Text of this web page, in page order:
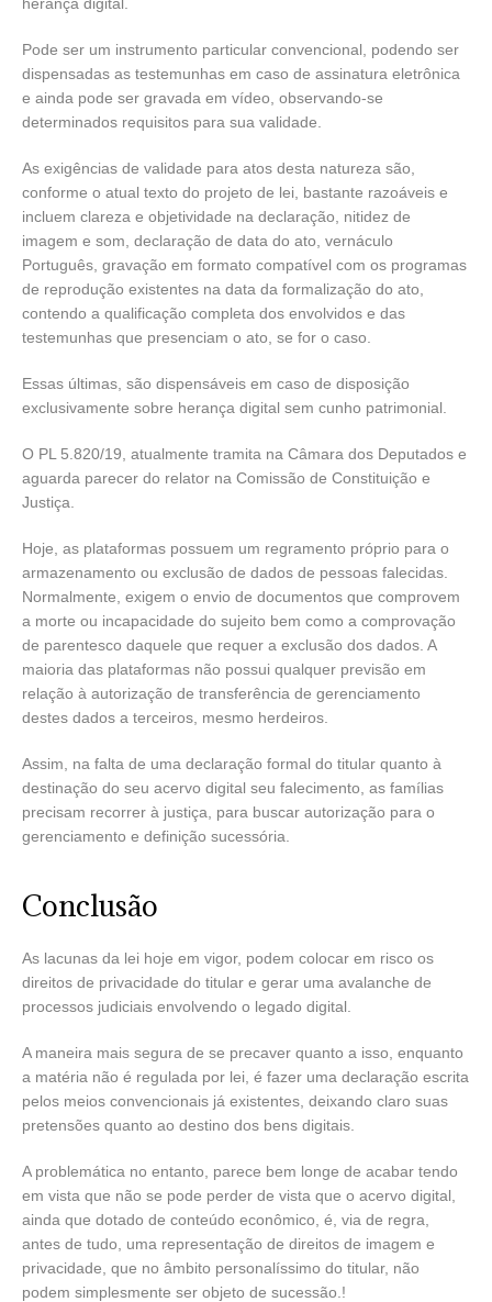
Pode ser um instrumento particular convencional, podendo ser
dispensadas as testemunhas em caso de assinatura eletrônica
e ainda pode ser gravada em vídeo, observando-se
determinados requisitos para sua validade.
As exigências de validade para atos desta natureza são,
conforme o atual texto do projeto de lei, bastante razoáveis e
incluem clareza e objetividade na declaração, nitidez de
imagem e som, declaração de data do ato, vernáculo
Português, gravação em formato compatível com os programas
de reprodução existentes na data da formalização do ato,
contendo a qualificação completa dos envolvidos e das
testemunhas que presenciam o ato, se for o caso.
Essas últimas, são dispensáveis em caso de disposição
exclusivamente sobre herança digital sem cunho patrimonial.
O PL 5.820/19, atualmente tramita na Câmara dos Deputados e
aguarda parecer do relator na Comissão de Constituição e
Justiça.
Hoje, as plataformas possuem um regramento próprio para o
armazenamento ou exclusão de dados de pessoas falecidas.
Normalmente, exigem o envio de documentos que comprovem
a morte ou incapacidade do sujeito bem como a comprovação
de parentesco daquele que requer a exclusão dos dados. A
maioria das plataformas não possui qualquer previsão em
relação à autorização de transferência de gerenciamento
destes dados a terceiros, mesmo herdeiros.
Assim, na falta de uma declaração formal do titular quanto à
destinação do seu acervo digital seu falecimento, as famílias
precisam recorrer à justiça, para buscar autorização para o
gerenciamento e definição sucessória.
Conclusão
As lacunas da lei hoje em vigor, podem colocar em risco os
direitos de privacidade do titular e gerar uma avalanche de
processos judiciais envolvendo o legado digital.
A maneira mais segura de se precaver quanto a isso, enquanto
a matéria não é regulada por lei, é fazer uma declaração escrita
pelos meios convencionais já existentes, deixando claro suas
pretensões quanto ao destino dos bens digitais.
A problemática no entanto, parece bem longe de acabar tendo
em vista que não se pode perder de vista que o acervo digital,
ainda que dotado de conteúdo econômico, é, via de regra,
antes de tudo, uma representação de direitos de imagem e
privacidade, que no âmbito personalíssimo do titular, não
podem simplesmente ser objeto de sucessão.!